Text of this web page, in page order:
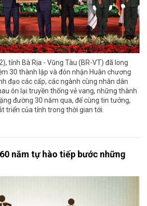
tỉnh Bà Rịa - Vũng Tàu (BR-VT) đã long
30 thành lập và đón nhận Huân chương
đạo các cấp, các ngành cùng nhân dân
ôn lại truyền thống vẻ vang, những thành
đường 30 năm qua, để cùng tin tưởng,
triển của tỉnh trong thời gian tới.
năm tự hào tiếp bước những